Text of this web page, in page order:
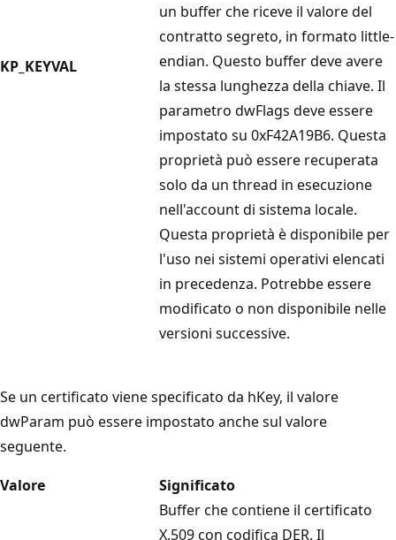
KP_KEYVAL
un buffer che riceve il valore del
contratto segreto, in formato little-
endian. Questo buffer deve avere
la stessa lunghezza della chiave. Il
parametro dwFlags deve essere
impostato su 0xF42A19B6. Questa
proprietà può essere recuperata
solo da un thread in esecuzione
nell'account di sistema locale.
Questa proprietà è disponibile per
l'uso nei sistemi operativi elencati
in precedenza. Potrebbe essere
modificato o non disponibile nelle
versioni successive.
Se un certificato viene specificato da hKey, il valore
dwParam può essere impostato anche sul valore
seguente.
Valore
Significato
Buffer che contiene il certificato
X.509 con codifica DER. Il